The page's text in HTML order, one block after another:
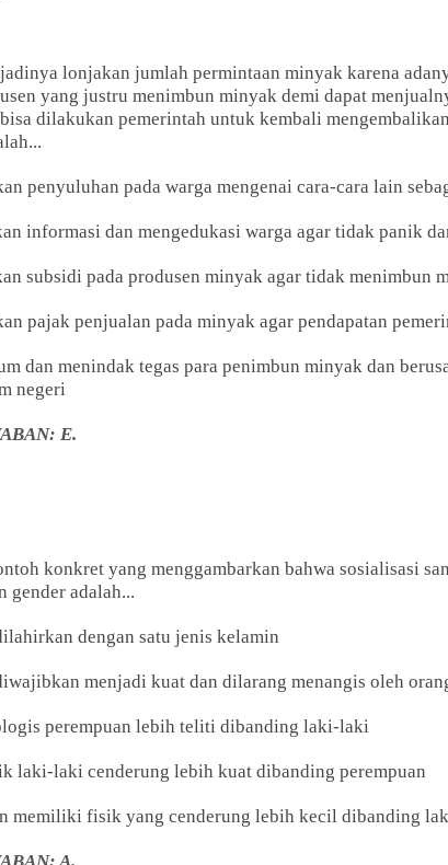
lonjakan jumlah permintaan minyak karena
yang justru menimbun minyak demi dapat
dilakukan pemerintah untuk kembali
penyuluhan pada warga mengenai cara-cara lain
informasi dan mengedukasi warga agar tidak panik
subsidi pada produsen minyak agar tidak menimbun
pajak penjualan pada minyak agar pendapatan
dan menindak tegas para penimbun minyak dan
negeri
E.
konkret yang menggambarkan bahwa sosialisasi
gender adalah...
dengan satu jenis kelamin
menjadi kuat dan dilarang menangis oleh
perempuan lebih teliti dibanding laki-laki
laki-laki cenderung lebih kuat dibanding perempuan
memiliki fisik yang cenderung lebih kecil dibanding